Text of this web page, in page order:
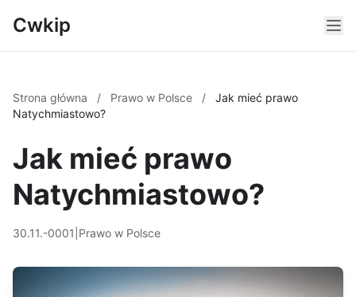
Cwkip
Strona główna / Prawo w Polsce /
Jak mieć prawo
Natychmiastowo?
Jak mieć prawo
Natychmiastowo?
30.11.-0001 Prawo w Polsce